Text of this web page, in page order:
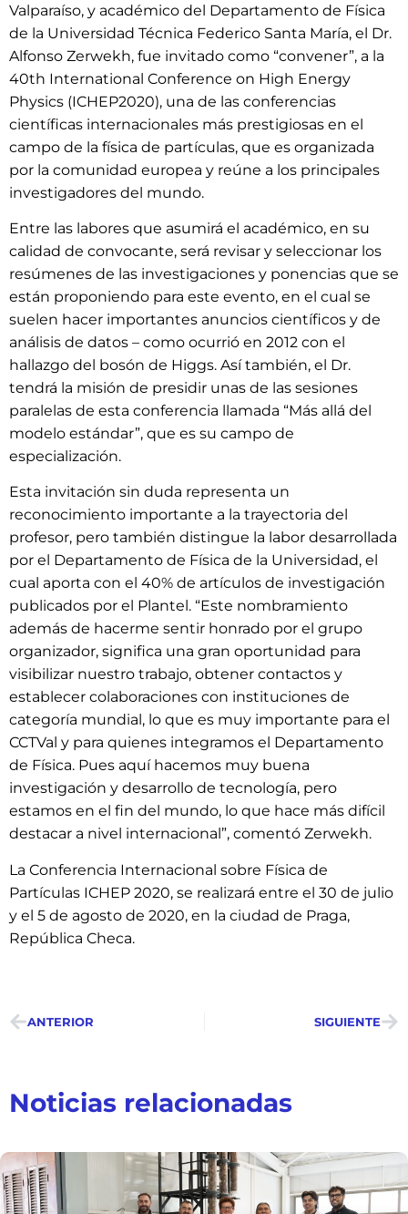
Valparaíso, y académico del Departamento de Física
de la Universidad Técnica Federico Santa María, el Dr.
Alfonso Zerwekh, fue invitado como “convener”, a la
40th International Conference on High Energy
Physics (ICHEP2020), una de las conferencias
científicas internacionales más prestigiosas en el
campo de la física de partículas, que es organizada
por la comunidad europea y reúne a los principales
investigadores del mundo.
Entre las labores que asumirá el académico, en su
calidad de convocante, será revisar y seleccionar los
resúmenes de las investigaciones y ponencias que se
están proponiendo para este evento, en el cual se
suelen hacer importantes anuncios científicos y de
análisis de datos – como ocurrió en 2012 con el
hallazgo del bosón de Higgs. Así también, el Dr.
tendrá la misión de presidir unas de las sesiones
paralelas de esta conferencia llamada “Más allá del
modelo estándar”, que es su campo de
especialización.
Esta invitación sin duda representa un
reconocimiento importante a la trayectoria del
profesor, pero también distingue la labor desarrollada
por el Departamento de Física de la Universidad, el
cual aporta con el 40% de artículos de investigación
publicados por el Plantel. “Este nombramiento
además de hacerme sentir honrado por el grupo
organizador, significa una gran oportunidad para
visibilizar nuestro trabajo, obtener contactos y
establecer colaboraciones con instituciones de
categoría mundial, lo que es muy importante para el
CCTVal y para quienes integramos el Departamento
de Física. Pues aquí hacemos muy buena
investigación y desarrollo de tecnología, pero
estamos en el fin del mundo, lo que hace más difícil
destacar a nivel internacional”, comentó Zerwekh.
La Conferencia Internacional sobre Física de
Partículas ICHEP 2020, se realizará entre el 30 de julio
y el 5 de agosto de 2020, en la ciudad de Praga,
República Checa.
ANTERIOR SIGUIENTE
Noticias relacionadas